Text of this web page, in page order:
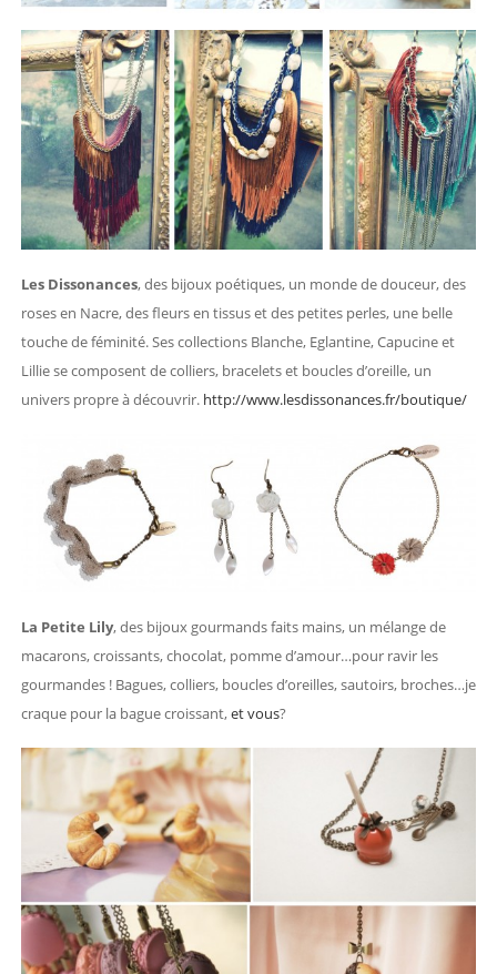
Les Dissonances, des bijoux poétiques, un monde de douceur, des
roses en Nacre, des fleurs en tissus et des petites perles, une belle
touche de féminité. Ses collections Blanche, Eglantine, Capucine et
Lillie se composent de colliers, bracelets et boucles d’oreille, un
univers propre à découvrir. http://www.lesdissonances.fr/boutique/
La Petite Lily, des bijoux gourmands faits mains, un mélange de
macarons, croissants, chocolat, pomme d’amour…pour ravir les
gourmandes ! Bagues, colliers, boucles d’oreilles, sautoirs, broches…je
craque pour la bague croissant,et vous?